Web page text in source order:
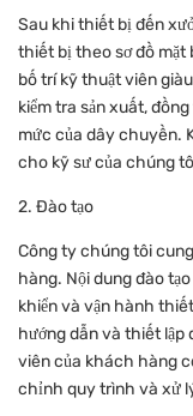
Sau khi thiết bị đến
thiết bị theo sơ đồ mặt
bố trí kỹ thuật viên
kiểm tra sản xuất,
mức của dây chuyền.
cho kỹ sư của chúng
2. Đào tạo
Công ty chúng tôi
hàng. Nội dung đào
khiển và vận hành
hướng dẫn và thiết lập
viên của khách hàng
chỉnh quy trình và xử